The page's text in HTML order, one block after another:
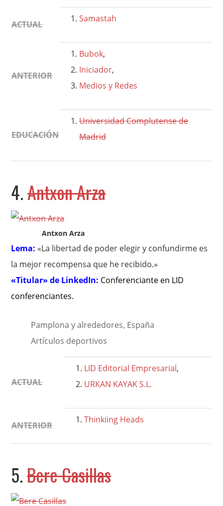
ACTUAL
Samastah
ANTERIOR
Bubok,
Iniciador,
Medios y Redes
EDUCACIÓN
Universidad Complutense de
Madrid
4.Antxon Arza
Antxon Arza
Lema: «La libertad de poder elegir y confundirme es
la mejor recompensa que he recibido.»
«Titular» de LinkedIn: Conferenciante en LID
conferenciantes.
Pamplona y alrededores, España
Artículos deportivos
ACTUAL
LID Editorial Empresarial,
URKAN KAYAK S.L.
ANTERIOR
Thinkiing Heads
5.Bere Casillas